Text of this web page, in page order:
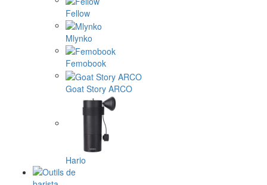
Fellow
Mlynko
Femobook
Goat Story ARCO
Hario